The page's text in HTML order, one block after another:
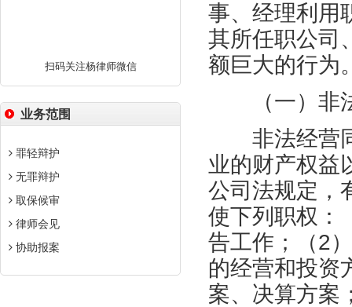
扫码关注杨律师微信
业务范围
罪轻辩护
无罪辩护
取保候审
律师会见
协助报案
事、经理利用
其所任职公司
额巨大的行为
（一）非法
非法经营同
业的财产权益
公司法规定，
使下列职权：
告工作；（2
的经营和投资
案、决算方案